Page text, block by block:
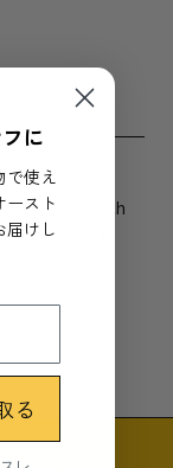
with
you on a
amber glass
top lid.
に
で使え
ースト
届けし
る